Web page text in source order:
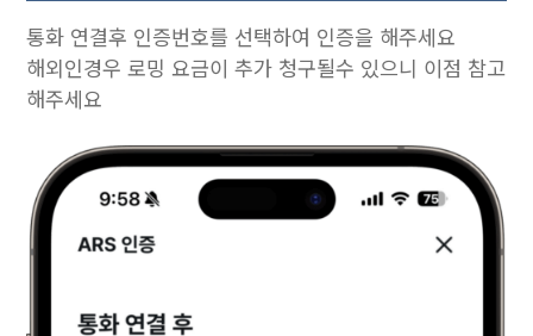
통화 연결후 인증번호를 선택하여 인증을 해주세요
해외인경우 로밍 요금이 추가 청구될수 있으니 이점 참고
해주세요